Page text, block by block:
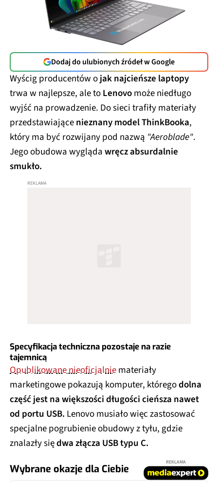
Dodaj do ulubionych źródeł w Google
Wyścig producentów ojak najcieńsze laptopy
trwa w najlepsze, ale toLenovomoże niedługo
wyjść na prowadzenie. Do sieci trafiły materiały
przedstawiającenieznany model ThinkBooka,
który ma być rozwijany pod nazwą "Aeroblade".
Jego obudowa wyglądawręcz absurdalnie
smukło.
Specyfikacja techniczna pozostaje na razie
tajemnicą
Opublikowane nieoficjalniemateriały
marketingowe pokazują komputer, któregodolna
część jest na większości długości cieńsza nawet
od portu USB. Lenovo musiało więc zastosować
specjalne pogrubienie obudowy z tyłu, gdzie
znalazły siędwa złącza USB typu C.
Wybrane okazje dla Ciebie
REKLAMA